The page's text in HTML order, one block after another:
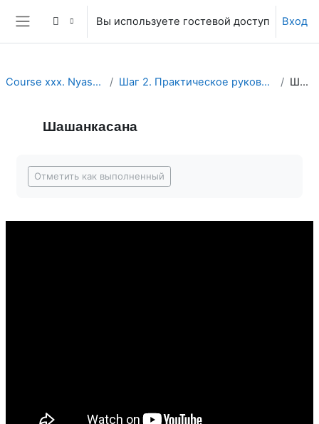
Перейти к основному содержанию
Боковая панель
Вы используете гостевой доступ Вход
Course xxx. Nyasa Yoga. Hands-on Adjustments. Шаг 2. Практическое руководство по коррекции ньясой в отдельных асанах. Шашанкасана
Шашанкасана
Отметить как выполненный